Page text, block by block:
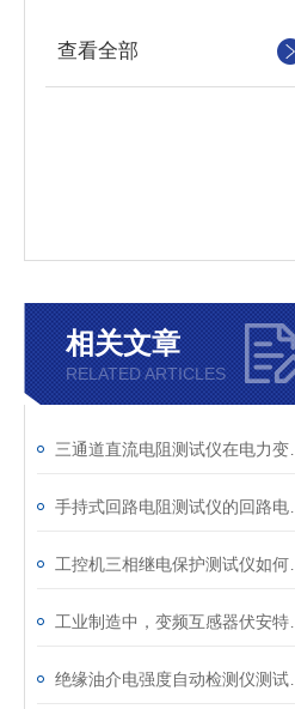
查看全部
相关文章
RELATED ARTICLES